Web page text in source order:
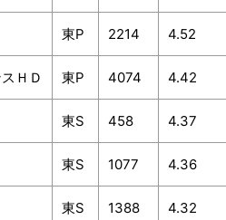
東P 2214 4.52
ＨＤ 東P 4074 4.42
東S 458 4.37
東S 1077 4.36
東S 1388 4.32